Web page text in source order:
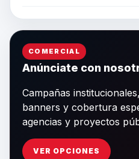
COMERCIAL
Anúnciate con
Campañas
banners y cobertura
agencias y proyectos
VER OPCIONES